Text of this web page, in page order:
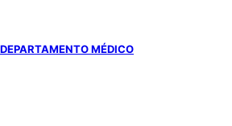
DEPARTAMENTO MÉDICO